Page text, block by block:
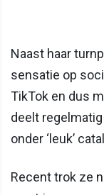
Naast haar
sensatie op
TikTok en dus
deelt
onder ‘leuk’
Recent trok ze